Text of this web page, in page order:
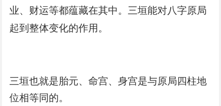
业、财运等都蕴藏在其中。三垣能对八字原局
起到整体变化的作用。
三垣也就是胎元、命宫、身宫是与原局四柱地
位相等同的。